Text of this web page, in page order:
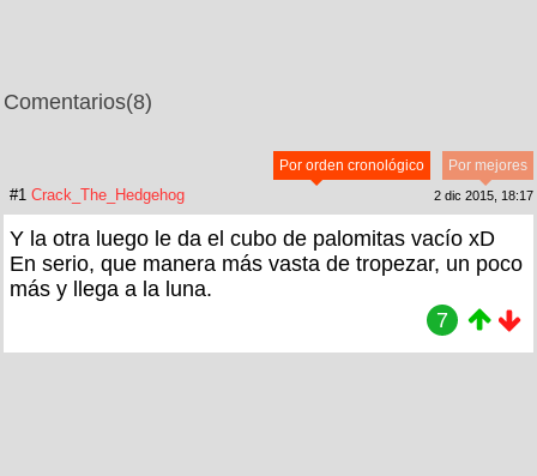
Comentarios(8)
Por mejores
Por orden cronológico
#1 Crack_The_Hedgehog 2 dic 2015, 18:17
Y la otra luego le da el cubo de palomitas vacío xD
En serio, que manera más vasta de tropezar, un poco
más y llega a la luna.
7